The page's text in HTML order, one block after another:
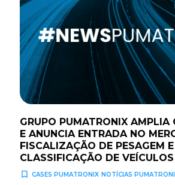
GRUPO PUMATRONIX AMPLIA
E ANUNCIA ENTRADA NO
FISCALIZAÇÃO DE PESAGEM E
CLASSIFICAÇÃO DE VEÍCULOS
turned_in_not CASES PUMATRONIX NOTÍCIAS